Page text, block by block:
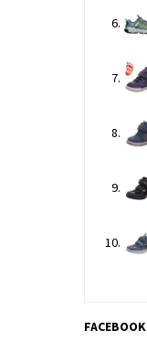
FACEBOOK